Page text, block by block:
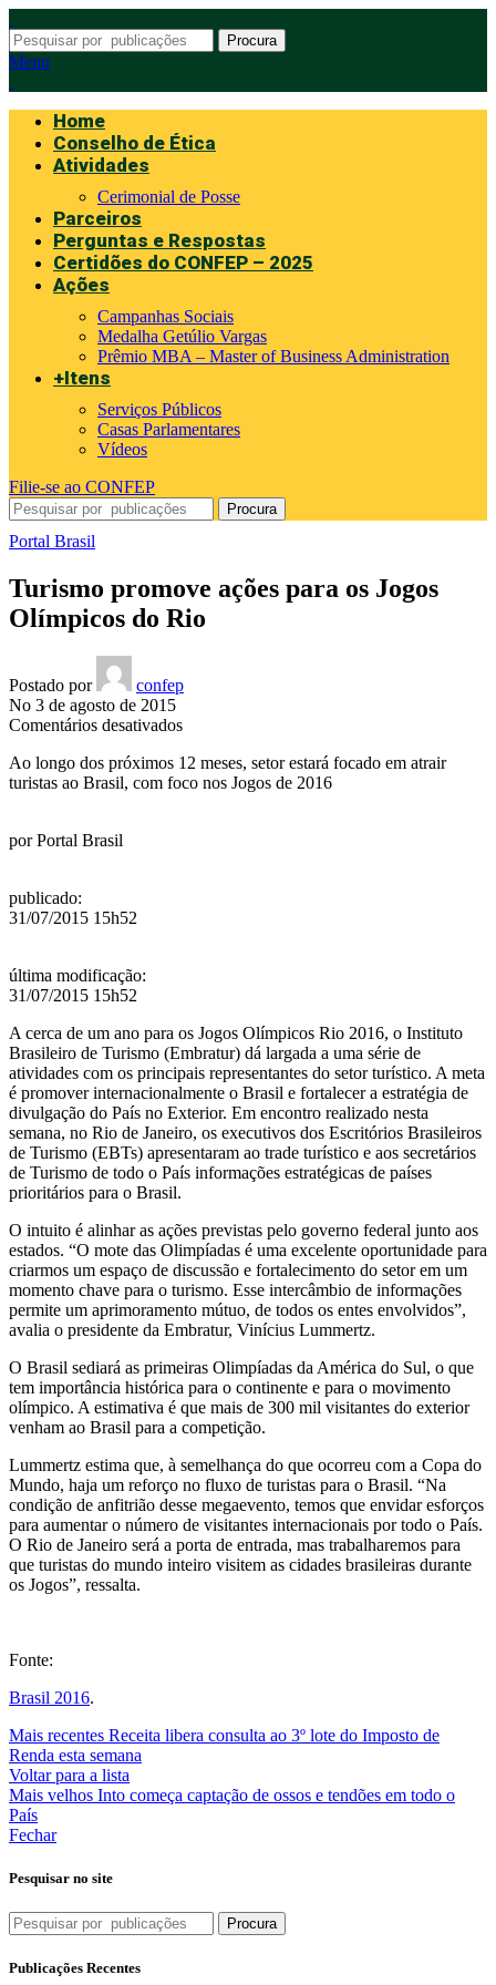
Procura
Menu
Home
Conselho de Ética
Atividades
Cerimonial de Posse
Parceiros
Perguntas e Respostas
Certidões do CONFEP – 2025
Ações
Campanhas Sociais
Medalha Getúlio Vargas
Prêmio MBA – Master of Business Administration
+Itens
Serviços Públicos
Casas Parlamentares
Vídeos
Filie-se ao CONFEP
Procura
Portal Brasil
Turismo promove ações para os Jogos
Olímpicos do Rio
Postado por
confep
No 3 de agosto de 2015
Comentários desativadosem
promove
ações
Ao longo dos próximos 12 meses, setor estará focado em atrair
turistas ao Brasil, com foco nos Jogos de 2016
porPortal Brasil
publicado:
31/07/2015 15h52
última modificação:
31/07/2015 15h52
A cerca de um ano para os Jogos Olímpicos Rio 2016, o Instituto
Brasileiro de Turismo (Embratur) dá largada a uma série de
atividades com os principais representantes do setor turístico. A meta
é promover internacionalmente o Brasil e fortalecer a estratégia de
divulgação do País no Exterior. Em encontro realizado nesta
semana, no Rio de Janeiro, os executivos dos Escritórios Brasileiros
de Turismo (EBTs) apresentaram ao trade turístico e aos secretários
de Turismo de todo o País informações estratégicas de países
prioritários para o Brasil.
O intuito é alinhar as ações previstas pelo governo federal junto aos
estados. “O mote das Olimpíadas é uma excelente oportunidade para
criarmos um espaço de discussão e fortalecimento do setor em um
momento chave para o turismo. Esse intercâmbio de informações
permite um aprimoramento mútuo, de todos os entes envolvidos”,
avalia o presidente da Embratur, Vinícius Lummertz.
O Brasil sediará as primeiras Olimpíadas da América do Sul, o que
tem importância histórica para o continente e para o movimento
olímpico. A estimativa é que mais de 300 mil visitantes do exterior
venham ao Brasil para a competição.
Lummertz estima que, à semelhança do que ocorreu com a Copa do
Mundo, haja um reforço no fluxo de turistas para o Brasil. “Na
condição de anfitrião desse megaevento, temos que envidar esforços
para aumentar o número de visitantes internacionais por todo o País.
O Rio de Janeiro será a porta de entrada, mas trabalharemos para
que turistas do mundo inteiro visitem as cidades brasileiras durante
os Jogos”, ressalta.
Fonte:
Brasil 2016.
Mais recentes Receita libera consulta ao 3º lote do Imposto de
Renda esta semana
Voltar para a lista
Mais velhos Into começa captação de ossos e tendões em todo o
País
Fechar
Pesquisar no site
Procura
Publicações Recentes